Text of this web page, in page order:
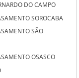
DO CAMPO
SOROCABA
SÃO
OSASCO